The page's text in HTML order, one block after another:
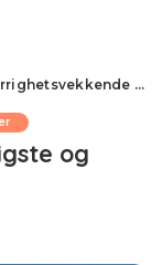
Temaer
og